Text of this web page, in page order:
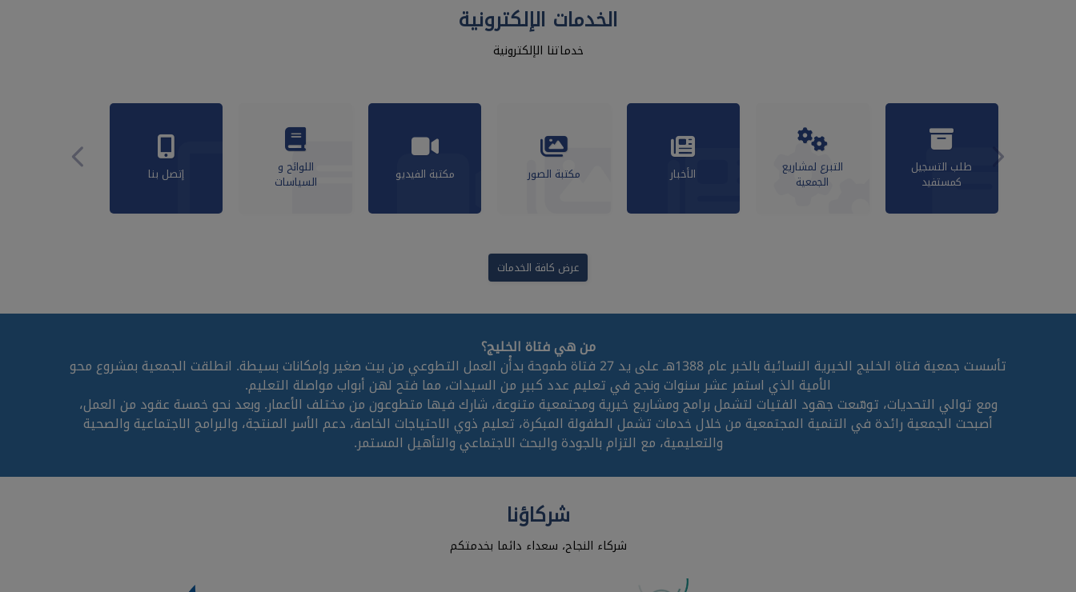
الخدمات الإلكترونية
خدماتنا الإلكترونية
طلب التسجيل
كمستفيد
التبرع لمشاريع
الجمعية الأخبار مكتبة الصور مكتبة الفيديو اللوائح و
السياسات إتصل بنا
عرض كافة الخدمات
من هي فتاة الخليج؟
تأسست جمعية فتاة الخليج الخيرية النسائية بالخبر عام 1388هـ على يد 27 فتاة طموحة بدأْن العمل التطوعي من بيت صغير وإمكانات بسيطة. انطلقت الجمعية بمشروع محو
الأمية الذي استمر عشر سنوات ونجح في تعليم عدد كبير من السيدات، مما فتح لهن أبواب مواصلة التعليم.
ومع توالي التحديات، توسّعت جهود الفتيات لتشمل برامج ومشاريع خيرية ومجتمعية متنوعة، شارك فيها متطوعون من مختلف الأعمار. وبعد نحو خمسة عقود من العمل،
أصبحت الجمعية رائدة في التنمية المجتمعية من خلال خدمات تشمل الطفولة المبكرة، تعليم ذوي الاحتياجات الخاصة، دعم الأسر المنتجة، والبرامج الاجتماعية والصحية
والتعليمية، مع التزام بالجودة والبحث الاجتماعي والتأهيل المستمر.
شركاؤنا
شركاء النجاح، سعداء دائما بخدمتكم